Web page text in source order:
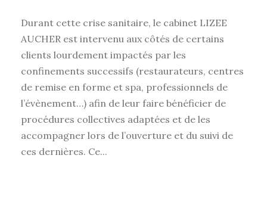
Durant cette crise sanitaire, le cabinet LIZEE
AUCHER est intervenu aux côtés de certains
clients lourdement impactés par les
confinements successifs (restaurateurs, centres
de remise en forme et spa, professionnels de
l’évènement…) afin de leur faire bénéficier de
procédures collectives adaptées et de les
accompagner lors de l’ouverture et du suivi de
ces dernières. Ce...